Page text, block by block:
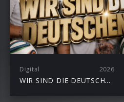
Digital 2026
WIR SIND DIE DEUTSCHEN (Single)